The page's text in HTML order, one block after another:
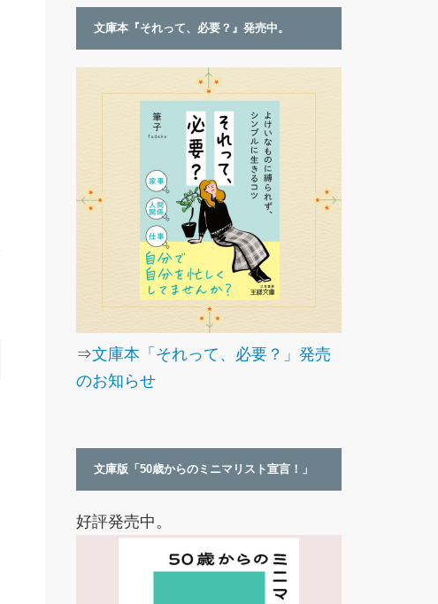
文庫本『それって、必要？』発売中。
⇒文庫本「それって、必要？」発売
のお知らせ
文庫版「50歳からのミニマリスト宣言！」
好評発売中。